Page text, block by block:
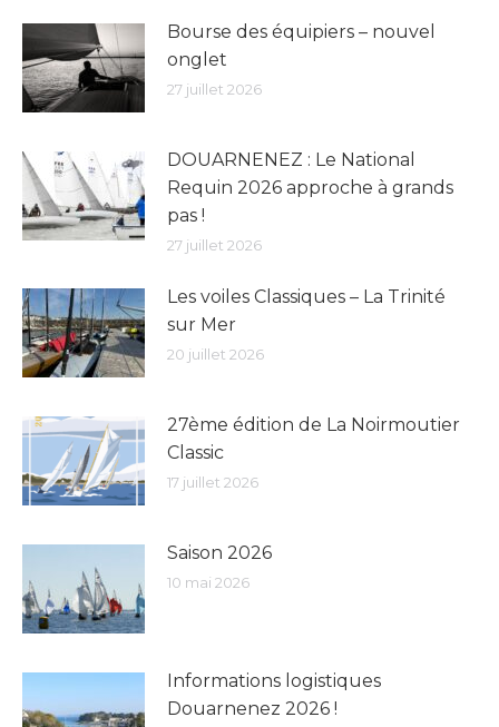
Bourse des équipiers – nouvel
onglet
27 juillet 2026
DOUARNENEZ : Le National
Requin 2026 approche à grands
pas !
27 juillet 2026
Les voiles Classiques – La Trinité
sur Mer
20 juillet 2026
27ème édition de La Noirmoutier
Classic
17 juillet 2026
Saison 2026
10 mai 2026
Informations logistiques
Douarnenez 2026 !